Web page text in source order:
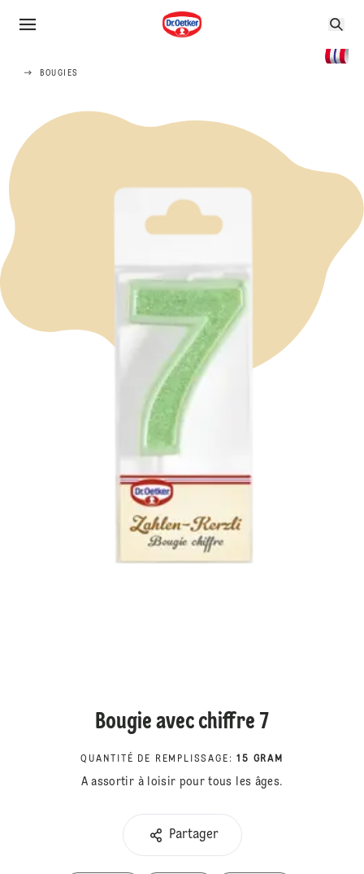
BOUGIES
Bougie avec chiffre 7
QUANTITÉ DE REMPLISSAGE : 15 GRAM
A assortir à loisir pour tous les âges.
Partager